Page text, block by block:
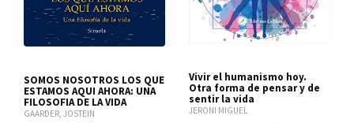
SOMOS NOSOTROS LOS QUE
ESTAMOS AQUI AHORA: UNA
FILOSOFIA DE LA VIDA
GAARDER, JOSTEIN
Vivir el humanismo hoy.
Otra forma de pensar y de
sentir la vida
JERONI MIGUEL